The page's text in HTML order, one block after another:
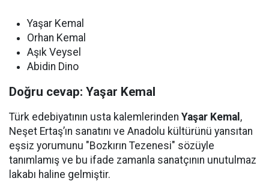
Yaşar Kemal
Orhan Kemal
Aşık Veysel
Abidin Dino
Doğru cevap: Yaşar Kemal
Türk edebiyatının usta kalemlerinden Yaşar Kemal ,
Neşet Ertaş’ın sanatını ve Anadolu kültürünü yansıtan
eşsiz yorumunu "Bozkırın Tezenesi" sözüyle
tanımlamış ve bu ifade zamanla sanatçının unutulmaz
lakabı haline gelmiştir.